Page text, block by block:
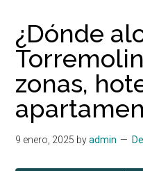
-
Guía
de
Viajes
por
libre
España
¿Dónde
zonas,
9 enero, 2025 byadmin